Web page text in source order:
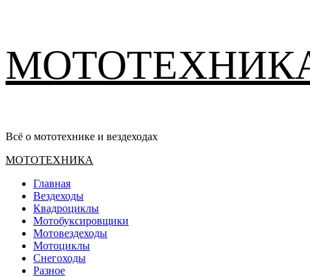
содержимому
Всё о мототехнике и вездеходах
Основное
МОТОТЕХНИКА
Главная
Вездеходы
Квадроциклы
Мотобуксировщики
Мотовездеходы
Мотоциклы
Снегоходы
Разное